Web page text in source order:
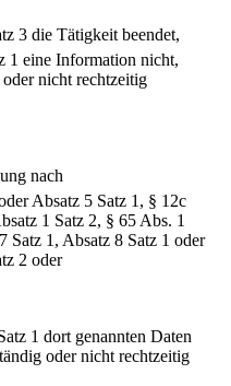
3 die Tätigkeit beendet,
1 eine Information nicht,
nicht rechtzeitig
nach
Absatz 5 Satz 1, § 12c
1 Satz 2, § 65 Abs. 1
Satz 1, Absatz 8 Satz 1 oder
2 oder
1 dort genannten Daten
oder nicht rechtzeitig